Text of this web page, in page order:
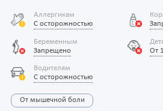
Аллергикам
С осторожностью
Беременным
Запрещено
От
Водителям
С осторожностью
От мышечной боли